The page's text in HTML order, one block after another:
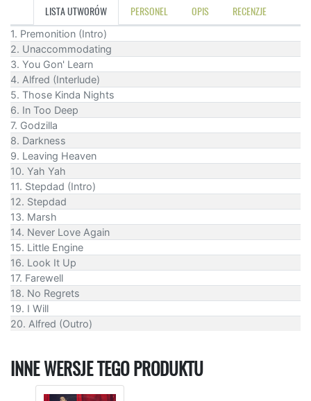
LISTA UTWORÓW PERSONEL OPIS RECENZJE
1. Premonition (Intro)
2. Unaccommodating
3. You Gon' Learn
4. Alfred (Interlude)
5. Those Kinda Nights
6. In Too Deep
7. Godzilla
8. Darkness
9. Leaving Heaven
10. Yah Yah
11. Stepdad (Intro)
12. Stepdad
13. Marsh
14. Never Love Again
15. Little Engine
16. Look It Up
17. Farewell
18. No Regrets
19. I Will
20. Alfred (Outro)
INNE WERSJE TEGO PRODUKTU